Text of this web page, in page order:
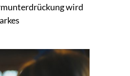
wird